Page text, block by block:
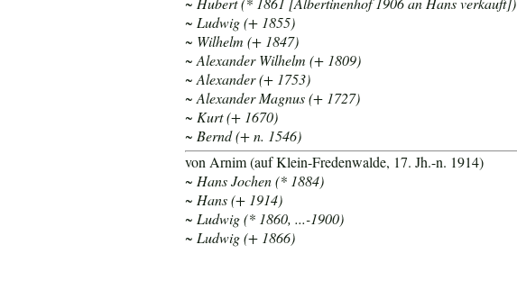
~ Ludwig (+ 1855)
~ Wilhelm (+ 1847)
~ Alexander Wilhelm (+ 1809)
~ Alexander (+ 1753)
~ Alexander Magnus (+ 1727)
~ Kurt (+ 1670)
~ Bernd (+ n. 1546)
von Arnim (auf Klein-Fredenwalde, 17. Jh.-n. 1914)
~ Hans Jochen (* 1884)
~ Hans (+ 1914)
~ Ludwig (* 1860,...-1900)
~ Ludwig (+ 1866)